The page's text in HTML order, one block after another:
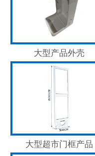
大型产品外壳
大型超市门框产品